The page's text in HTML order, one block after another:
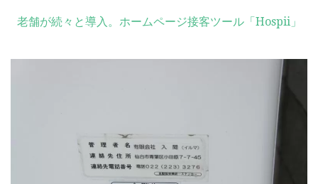
老舗が続々と導入。ホームページ接客ツール「Hospii」